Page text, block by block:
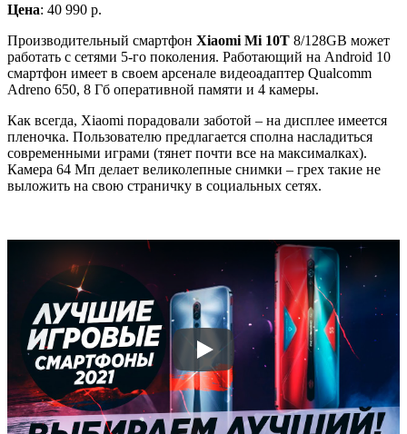
Цена: 40 990 р.
Производительный смартфон Xiaomi Mi 10T 8/128GB может
работать с сетями 5-го поколения. Работающий на Android 10
смартфон имеет в своем арсенале видеоадаптер Qualcomm
Adreno 650, 8 Гб оперативной памяти и 4 камеры.
Как всегда, Xiaomi порадовали заботой – на дисплее имеется
пленочка. Пользователю предлагается сполна насладиться
современными играми (тянет почти все на максималках).
Камера 64 Мп делает великолепные снимки – грех такие не
выложить на свою страничку в социальных сетях.